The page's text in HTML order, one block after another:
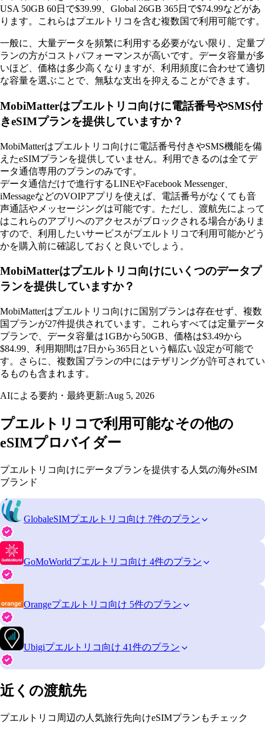
USA 50GB 60日で$39.99、Global 26GB 365日で$74.99などがあ
ります。これらはプエルトリコを含む複数国で利用可能です。
一般に、大量データを頻繁に利用する必要がない限り、定量プ
ランの方がコストパフォーマンスが高いです。データ容量が多
いほど、価格は多少高くなりますが、利用頻度に合わせて適切
な容量を選ぶことで、無駄な支出を抑えることができます。
MobiMatterはプエルトリコ向けに電話番号やSMS付
きeSIMプランを提供していますか？
MobiMatterはプエルトリコ向けに電話番号付きやSMS機能を備
えたeSIMプランを提供していません。利用できるのは全てデ
ータ通信専用のプランのみです。
データ通信だけで進行するLINEやFacebook Messenger、
iMessageなどのVOIPアプリを使えば、電話番号がなくても音
声通話やメッセージングは可能です。ただし、渡航先によって
はこれらのアプリへのアクセスがブロックされる場合がありま
すので、利用したいサービスがプエルトリコで利用可能かどう
かを購入前に確認しておくと良いでしょう。
MobiMatterはプエルトリコ向けにいくつのデータプ
ランを提供していますか？
MobiMatterはプエルトリコ向けに国別プランは存在せず、複数
国プランが27件提供されています。これらすべては定量データ
プランで、データ容量は1GBから50GB、価格は$3.49から
$84.99、利用期間は7日から365日という幅広い設定が可能で
す。さらに、複数国プランの中にはテザリングが許可されてい
るものも含まれます。
AIによる要約・最終更新:Aug 5, 2026
プエルトリコで利用可能なその他の
eSIMプロバイダー
プエルトリコ向けにデータプランを提供する人気の海外eSIM
ブランド
GlobaleSIMプエルトリコ向け 7件のプラン
GoMoWorldプエルトリコ向け 4件のプラン
Orangeプエルトリコ向け 5件のプラン
Ubigiプエルトリコ向け 41件のプラン
近くの渡航先
プエルトリコ周辺の人気旅行先向けeSIMプランもチェック